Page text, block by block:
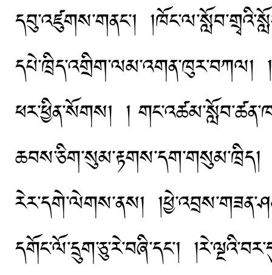
དབུ་འཛུགས་གནང་།
དཔེ་ཁྲིད་འགྲིག་ལམ་འགན་ཁུར་བཀལ།
ཕར་ཕྱིན་སོགས། །
ཆབས་ཅིག་སུམ་རྟགས་དག་གསུམ་ཁྲིད།
རེར་དགེ་ལེགས་ནས།
དགོང་ལོ་དྲུག་ཅུ་རེ་བཞི་དང་།